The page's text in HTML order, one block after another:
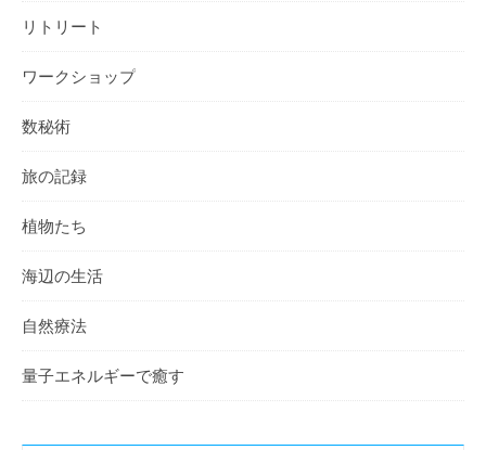
リトリート
ワークショップ
数秘術
旅の記録
植物たち
海辺の生活
自然療法
量子エネルギーで癒す